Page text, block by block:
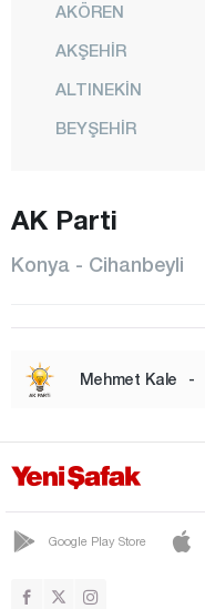
AKÖREN
AKŞEHİR
ALTINEKİN
BEYŞEHİR
CİHANBEYLİ
DERBENT
DEREBUCAK
EMİRGAZİ
EREĞLİ
HALKAPINAR
AK Parti
Konya - Cihanbeyli
Mehmet Kale -
Google Play Store